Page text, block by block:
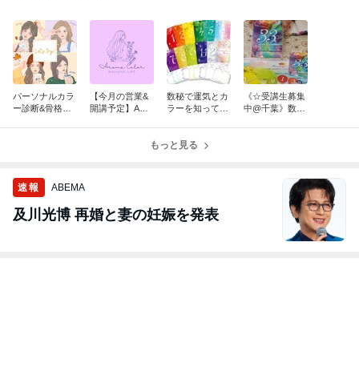
パーソナルカラ
ー診断&骨格診
【今月の営業&
開講予定】ARO
数秘で運気とカ
ラーを知って人
秘&カラー®8
《☆受講生募集
中@千葉》数秘
もっと見る
速報 ABEMA
及川光博 再婚と妻の妊娠を発表